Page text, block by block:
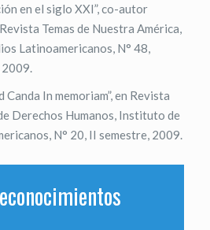
en el siglo XXI”, co-autor
Temas de Nuestra América,
Latinoamericanos, N° 48,
2009.
In memoriam”, en Revista
Derechos Humanos, Instituto de
N° 20, II semestre, 2009.